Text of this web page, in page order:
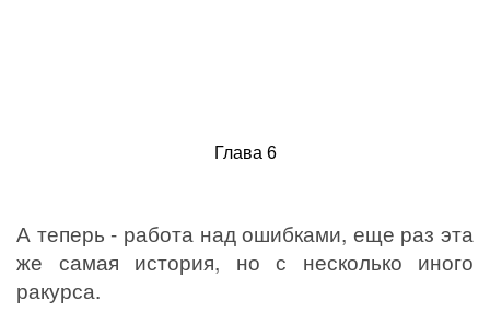
Глава 6
А теперь - работа над ошибками, еще раз эта
же самая история, но с несколько иного
ракурса.